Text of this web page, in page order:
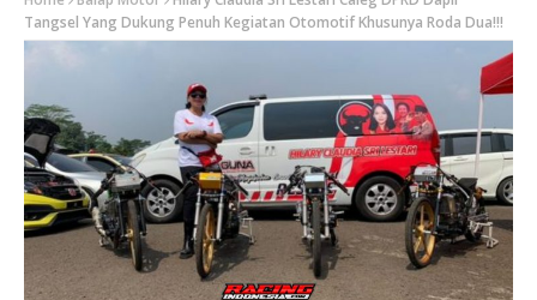
Tangsel Yang Dukung Penuh Kegiatan Otomotif Khusunya Roda Dua!!!